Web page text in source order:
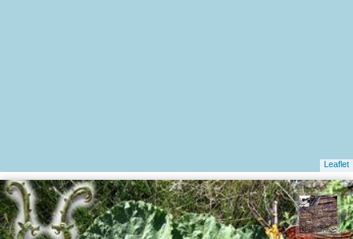
Leaflet
محمد ناصری فرد